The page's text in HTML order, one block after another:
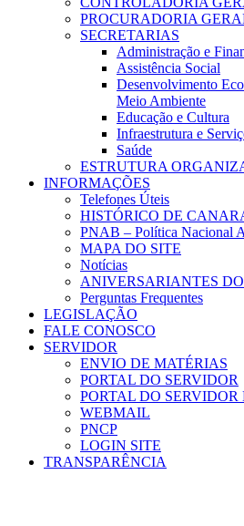
PROCURADORIA
SECRETARIAS
Administração e
Assistência Social
Desenvolvimento
Meio Ambiente
Educação e Cultura
Infraestrutura e
Saúde
ESTRUTURA
INFORMAÇÕES
Telefones Úteis
HISTÓRICO DE
PNAB – Política Nacional
MAPA DO SITE
Notícias
ANIVERSARIANTES
Perguntas Frequentes
LEGISLAÇÃO
FALE CONOSCO
SERVIDOR
ENVIO DE MATÉRIAS
PORTAL DO SERVIDOR
PORTAL DO SERVIDOR
WEBMAIL
PNCP
LOGIN SITE
TRANSPARÊNCIA